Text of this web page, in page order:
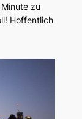
zu
Hoffentlich